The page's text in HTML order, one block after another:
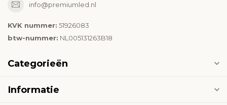
info@premiumled.nl
KVK nummer: 51926083
btw-nummer: NL005131263B18
Categorieën
Informatie